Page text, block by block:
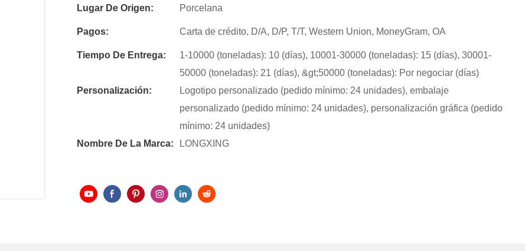
Lugar De Origen: Porcelana
Pagos: Carta de crédito, D/A, D/P, T/T, Western Union, MoneyGram, OA
Tiempo De Entrega:
1-10000 (toneladas): 10 (días), 10001-30000 (toneladas): 15 (días), 30001-
50000 (toneladas): 21 (días), &gt;50000 (toneladas): Por negociar (días)
Personalización:
Logotipo personalizado (pedido mínimo: 24 unidades), embalaje
personalizado (pedido mínimo: 24 unidades), personalización gráfica (pedido
mínimo: 24 unidades)
Nombre De La Marca:
LONGXING